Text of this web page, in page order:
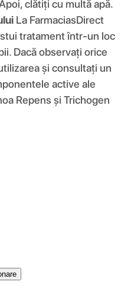
clătiți cu multă apă.
La FarmaciasDirect
tratament într-un loc
Dacă observați orice
și consultați un
active ale
Repens și Trichogen